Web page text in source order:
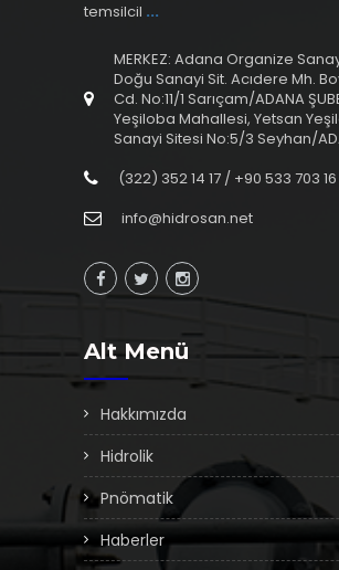
temsilcil ...
MERKEZ: Adana Organize
Doğu Sanayi Sit. Acıdere Mh.
Cd. No:11/1 Sarıçam/ADANA
Yeşiloba Mahallesi, Yetsan
Sanayi Sitesi No:5/3 Seyhan/
(322) 352 14 17 / +90 533 703
info@hidrosan.net
Alt Menü
Hakkımızda
Hidrolik
Pnömatik
Haberler